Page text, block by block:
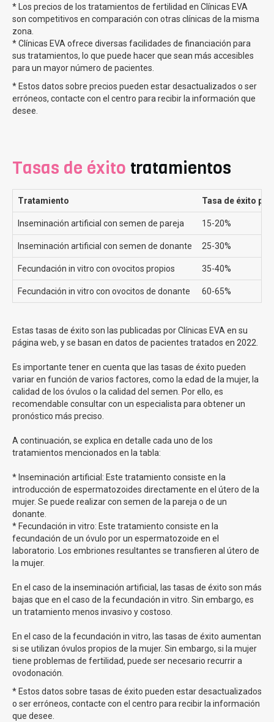
Tasas de éxito en la ovodonación en Clínicas EVA
La FIV con ovodonación en Clínicas Eva tiene una tasa
de éxito del 80%
Precio FIV con ovodonación
dependiendo del momento, ya que ofrecen numerosas
Metodo Ropa Clínicas Eva
de la Fecundación In Vitro diseñadapara parejas de
mujeres. En este método, una de las mujeres dona los
óvulos, que son fertilizados con semen de donante en el
laboratorio. Luego, el embrión resultante se implanta en el
útero de la otra mujer, quien se convierte en la madre
papel activo en el proceso, siendo una la madre
biológica y la otra la madre gestante.
¿Por qué realizar la FIV Método ROPA en Clínicas Eva?
En Clinicas Eva, contamos con más de 200 especialistas
que brindan asesoramiento, acompañamiento y
asistida. Somos la clínica preferida para el método ROPA
Cada caso que llega a Clínicas Eva es diferente, pero
frecuentemente nos encontramos con dudas y preguntas
que estamos encantados de poder asesorar a todas
nuestras pacientes. Preguntas como si
es necesario
estar casadas para realizarse un Metodo Ropa
explicamos que no,ya no es necesario, si puedenelegir
el donante de semen
el de mayor parecido a la mama gestante oque mama
sera la donante y cual la gestante , a lo que
respondemos quees una decisión personal de la
profesionales aconsejarán siempre en función de la
calidad de los óvulos de cada mama.
Si tienes cualquier duda, rellena nuestro formulario y
estaremos encantados de ayudarte!
Somosla clínica en España con más Metodo Ropa
* Los precios de los tratamientos de fertilidad en Clínicas EVA
son competitivos en comparación con otras clínicas de la misma
zona.
* Clínicas EVA ofrece diversas facilidades de financiación para
sus tratamientos, lo que puede hacer que sean más accesibles
para un mayor número de pacientes.
* Estos datos sobre precios pueden estar desactualizados o ser
erróneos, contacte con el centro para recibir la información que
desee.
Tasas de éxito tratamientos
Tratamiento Tasa de éxito
Inseminación artificial con semen de pareja 15-20%
Inseminación artificial con semen de donante 25-30%
Fecundación in vitro con ovocitos propios 35-40%
Fecundación in vitro con ovocitos de donante 60-65%
Estas tasas de éxito son las publicadas por Clínicas EVA en su
página web, y se basan en datos de pacientes tratados en 2022.
Es importante tener en cuenta que las tasas de éxito pueden
variar en función de varios factores, como la edad de la mujer, la
calidad de los óvulos o la calidad del semen. Por ello, es
recomendable consultar con un especialista para obtener un
pronóstico más preciso.
A continuación, se explica en detalle cada uno de los
tratamientos mencionados en la tabla:
* Inseminación artificial: Este tratamiento consiste en la
introducción de espermatozoides directamente en el útero de la
mujer. Se puede realizar con semen de la pareja o de un
donante.
* Fecundación in vitro: Este tratamiento consiste en la
fecundación de un óvulo por un espermatozoide en el
laboratorio. Los embriones resultantes se transfieren al útero de
la mujer.
En el caso de la inseminación artificial, las tasas de éxito son más
bajas que en el caso de la fecundación in vitro. Sin embargo, es
un tratamiento menos invasivo y costoso.
En el caso de la fecundación in vitro, las tasas de éxito aumentan
si se utilizan óvulos propios de la mujer. Sin embargo, si la mujer
tiene problemas de fertilidad, puede ser necesario recurrir a
ovodonación.
* Estos datos sobre tasas de éxito pueden estar desactualizados
o ser erróneos, contacte con el centro para recibir la información
que desee.